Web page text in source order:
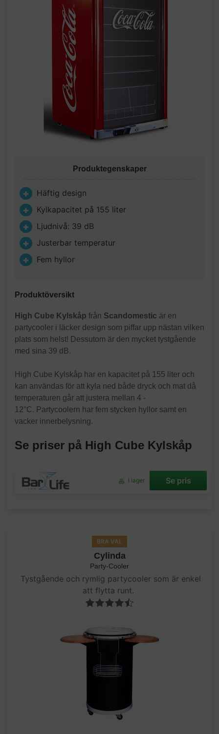
Produktegenskaper
Häftig design
Kylkapacitet på 155 liter
Ljudnivå: 39 dB
Justerbar temperatur
Fem hyllor
Produktöversikt
High Cube Kylskåp från Scandomestic är en
partycooler i läcker design som piffar upp nästan vilken
plats som helst! Dessutom är den mycket tystgående
med sina 39 dB.
High Cube Kylskåp har en kapacitet på 155 liter och
kan användas för att kyla ned både dryck och mat då
temperaturen går att justera mellan 4 -
12°C. Partycoolern har fem stycken hyllor samt en
vacker innerbelysning.
Se priser på High Cube Kylskåp
I lager Se pris
BRA VAL
Cylinda
Party-Cooler
Tystgående och rymlig partycooler som är enkel
att flytta runt.